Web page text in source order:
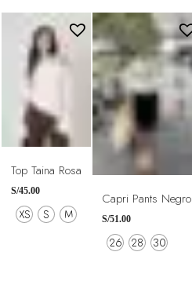
Top Taina Rosa
S/45.00
XS S M
Capri Pants Negro
S/51.00
26 28 30